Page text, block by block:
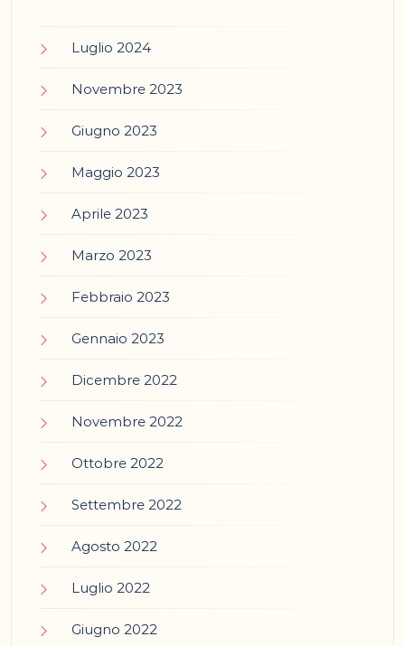
Luglio 2024
Novembre 2023
Giugno 2023
Maggio 2023
Aprile 2023
Marzo 2023
Febbraio 2023
Gennaio 2023
Dicembre 2022
Novembre 2022
Ottobre 2022
Settembre 2022
Agosto 2022
Luglio 2022
Giugno 2022